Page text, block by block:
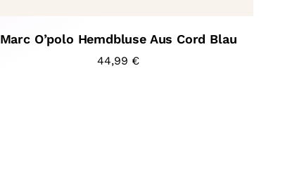
Marc O’polo Hemdbluse Aus Cord Blau
44,99 €